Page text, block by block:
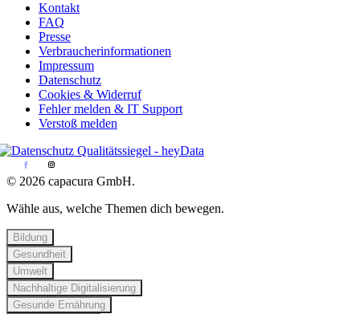
Kontakt
FAQ
Presse
Verbraucherinformationen
Impressum
Datenschutz
Cookies & Widerruf
Fehler melden & IT Support
Verstoß melden
© 2026 capacura GmbH.
Wähle aus, welche Themen dich bewegen.
Bildung
Gesundheit
Umwelt
Nachhaltige Digitalisierung
Gesunde Ernährung